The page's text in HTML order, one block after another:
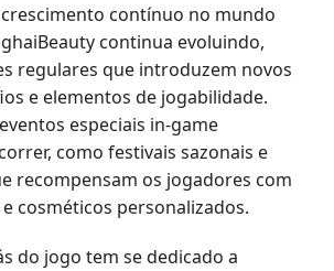
contínuo no mundo
continua evoluindo,
regulares que introduzem novos
e elementos de jogabilidade.
especiais in-game
como festivais sazonais e
recompensam os jogadores com
cosméticos personalizados.
do jogo tem se dedicado a